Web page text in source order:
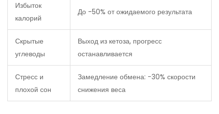
Избыток
калорий
До -50% от ожидаемого результата
Скрытые
углеводы
Выход из кетоза, прогресс
останавливается
Стресс и
плохой сон
Замедление обмена: −30% скорости
снижения веса